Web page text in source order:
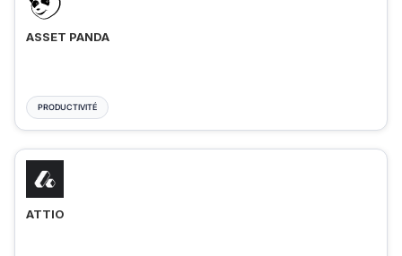
ASSET PANDA
PRODUCTIVITÉ
ATTIO